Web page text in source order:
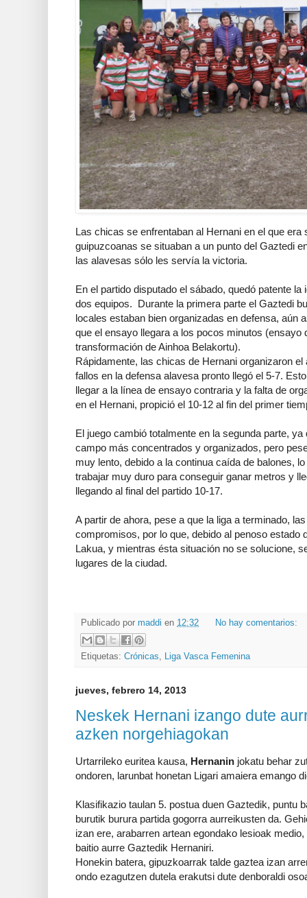
Las chicas se enfrentaban al Hernani en el que era
guipuzcoanas se situaban a un punto del Gaztedi
las alavesas sólo les servía la victoria.
En el partido disputado el sábado, quedó patente
dos equipos. Durante la primera parte el Gaztedi
locales estaban bien organizadas en defensa, aún
que el ensayo llegara a los pocos minutos (ensayo
transformación de Ainhoa Belakortu).
Rápidamente, las chicas de Hernani organizaron
fallos en la defensa alavesa pronto llegó el 5-7.
llegar a la línea de ensayo contraria y la falta de
en el Hernani, propició el 10-12 al fin del primer
El juego cambió totalmente en la segunda parte,
campo más concentrados y organizados, pero
muy lento, debido a la continua caída de balones,
trabajar muy duro para conseguir ganar metros y
llegando al final del partido 10-17.
A partir de ahora, pese a que la liga a terminado,
compromisos, por lo que, debido al penoso estado
Lakua, y mientras ésta situación no se solucione,
lugares de la ciudad.
Publicado por maddi en 12:32 No hay comentarios:
Etiquetas: Crónicas Liga Vasca Femenina
jueves, febrero 14, 2013
Neskek Hernani izango dute
azken norgehiagokan
Urtarrileko euritea kausa, Hernanin jokatu behar
ondoren, larunbat honetan Ligari amaiera emango
Klasifikazio taulan 5. postua duen Gaztedik, puntu
burutik burura partida gogorra aurreikusten da.
izan ere, arabarren artean egondako lesioak medio,
baitio aurre Gaztedik Hernaniri.
Honekin batera, gipuzkoarrak talde gaztea izan
ondo ezagutzen dutela erakutsi dute denboraldi